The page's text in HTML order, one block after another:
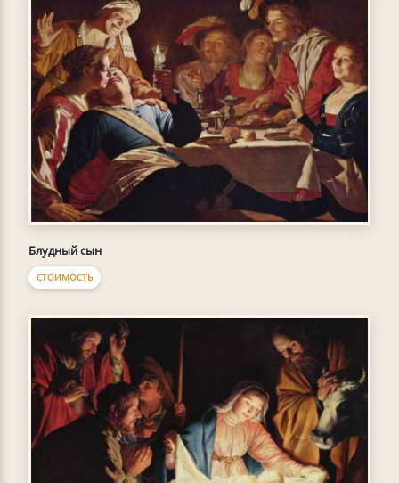
Блудный сын
СТОИМОСТЬ